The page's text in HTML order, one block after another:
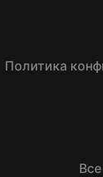
Политика